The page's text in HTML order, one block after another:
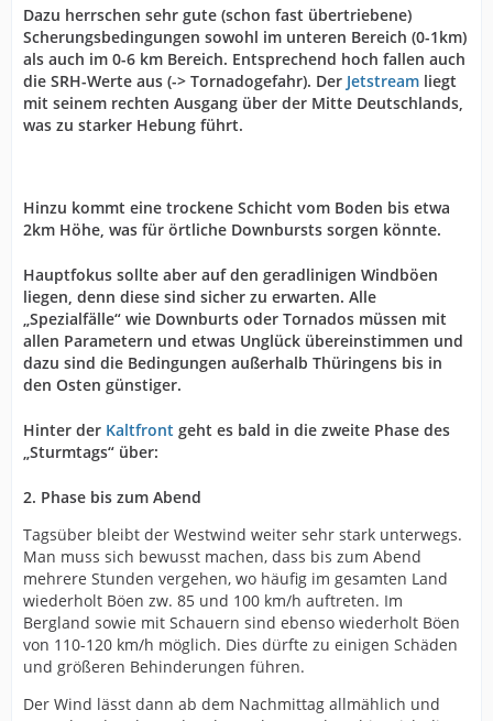
Dazu herrschen sehr gute (schon fast übertriebene)
Scherungsbedingungen sowohl im unteren Bereich (0-1km)
als auch im 0-6 km Bereich. Entsprechend hoch fallen auch
die SRH-Werte aus (-> Tornadogefahr). Der Jetstream liegt
mit seinem rechten Ausgang über der Mitte Deutschlands,
was zu starker Hebung führt.
Hinzu kommt eine trockene Schicht vom Boden bis etwa
2km Höhe, was für örtliche Downbursts sorgen könnte.
Hauptfokus sollte aber auf den geradlinigen Windböen
liegen, denn diese sind sicher zu erwarten. Alle
„Spezialfälle“ wie Downburts oder Tornados müssen mit
allen Parametern und etwas Unglück übereinstimmen und
dazu sind die Bedingungen außerhalb Thüringens bis in
den Osten günstiger.
Hinter der Kaltfront geht es bald in die zweite Phase des
„Sturmtags“ über:
2. Phase bis zum Abend
Tagsüber bleibt der Westwind weiter sehr stark unterwegs.
Man muss sich bewusst machen, dass bis zum Abend
mehrere Stunden vergehen, wo häufig im gesamten Land
wiederholt Böen zw. 85 und 100 km/h auftreten. Im
Bergland sowie mit Schauern sind ebenso wiederholt Böen
von 110-120 km/h möglich. Dies dürfte zu einigen Schäden
und größeren Behinderungen führen.
Der Wind lässt dann ab dem Nachmittag allmählich und